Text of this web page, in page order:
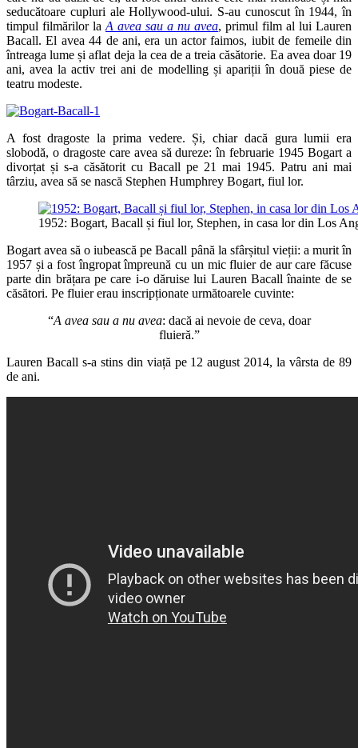
seducătoare cupluri ale Hollywood-ului. S-au cunoscut în 1944, în
timpul filmărilor la A avea sau a nu avea, primul film al lui Lauren
Bacall. El avea 44 de ani, era un actor faimos, iubit de femeile din
întreaga lume și aflat deja la cea de a treia căsătorie. Ea avea doar 19
ani, avea la activ trei ani de modelling și apariții în două piese de
teatru modeste.
A fost dragoste la prima vedere. Și, chiar dacă gura lumii era
slobodă, o dragoste care avea să dureze: în februarie 1945 Bogart a
divorțat și s-a căsătorit cu Bacall pe 21 mai 1945. Patru ani mai
târziu, avea să se nască Stephen Humphrey Bogart, fiul lor.
1952: Bogart, Bacall și fiul lor, Stephen, in casa lor din Los
Bogart avea să o iubească pe Bacall până la sfârșitul vieții: a murit în
1957 și a fost îngropat împreună cu un mic fluier de aur care făcuse
parte din brățara pe care i-o dăruise lui Lauren Bacall înainte de se
căsători. Pe fluier erau inscripționate următoarele cuvinte:
“A avea sau a nu avea: dacă ai nevoie de ceva, doar
fluieră.”
Lauren Bacall s-a stins din viață pe 12 august 2014, la vârsta de 89
de ani.